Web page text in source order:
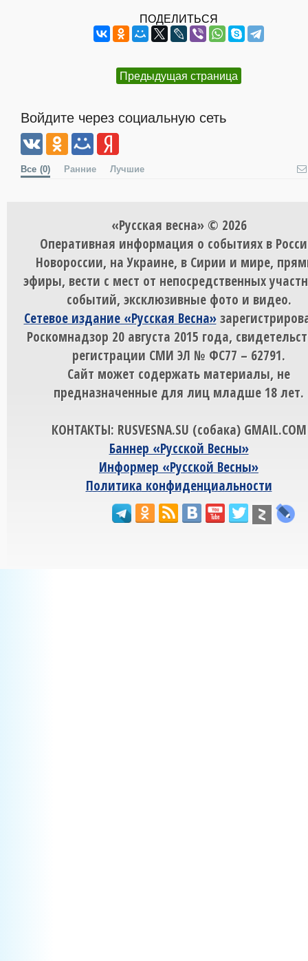
ПОДЕЛИТЬСЯ
Предыдущая страница
Войдите через социальную сеть
Все (0) Ранние Лучшие
«Русская весна» © 2026
Оперативная информация о событиях в
Новороссии, на Украине, в Сирии и мире,
эфиры, вести с мест от непосредственных
событий, эксклюзивные фото и видео.
Сетевое издание «Русская Весна»
Роскомнадзор 20 августа 2015 года,
регистрации СМИ ЭЛ № ФС77 – 62791.
Сайт может содержать материалы, не
предназначенные для лиц младше 18 лет.
КОНТАКТЫ: RUSVESNA.SU (собака) GMAIL.COM
Баннер «Русской Весны»
Информер «Русской Весны»
Политика конфиденциальности